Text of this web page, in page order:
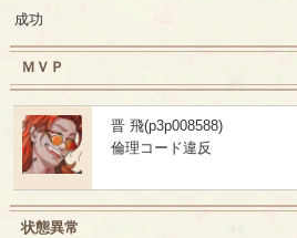
成功
ＭＶＰ
晋 飛(p3p008588)
倫理コード違反
状態異常